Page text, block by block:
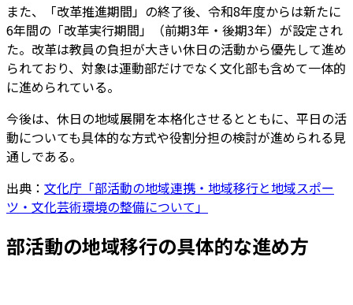
また、「改革推進期間」の終了後、令和8年度からは新たに
6年間の「改革実行期間」（前期3年・後期3年）が設定され
た。改革は教員の負担が大きい休日の活動から優先して進め
られており、対象は運動部だけでなく文化部も含めて一体的
に進められている。
今後は、休日の地域展開を本格化させるとともに、平日の活
動についても具体的な方式や役割分担の検討が進められる見
通しである。
出典： 文化庁「部活動の地域連携・地域移行と地域スポー
ツ・文化芸術環境の整備について」
部活動の地域移行の具体的な進め方